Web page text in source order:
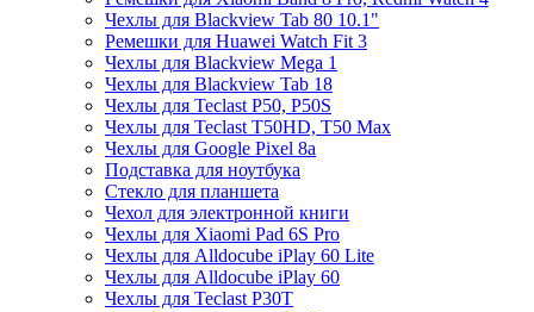
Чехлы для Blackview Tab 80 10.1"
Ремешки для Huawei Watch Fit 3
Чехлы для Blackview Mega 1
Чехлы для Blackview Tab 18
Чехлы для Teclast P50, P50S
Чехлы для Teclast T50HD, T50 Max
Чехлы для Google Pixel 8a
Подставка для ноутбука
Стекло для планшета
Чехол для электронной книги
Чехлы для Xiaomi Pad 6S Pro
Чехлы для Alldocube iPlay 60 Lite
Чехлы для Alldocube iPlay 60
Чехлы для Teclast P30T